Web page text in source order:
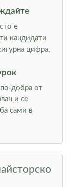
е
кандидати
цифра.
по-добра от
и се
сами в